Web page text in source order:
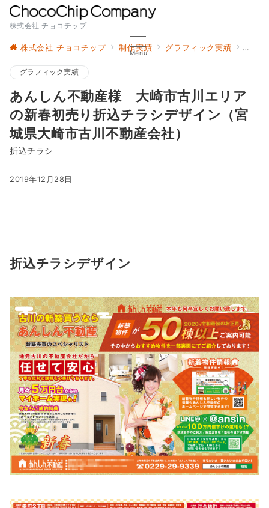
株式会社 チョコチップ
Menu
株式会社 チョコチップ 制作実績 グラフィック実績 あん
グラフィック実績
あんしん不動産様 大崎市古川エリア
の新春初売り折込チラシデザイン（宮
城県大崎市古川不動産会社）
折込チラシ
2019年12月28日
折込チラシデザイン